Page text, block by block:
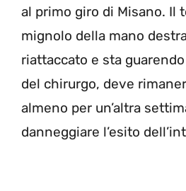
al primo giro di Misano. Il
mignolo della mano
riattaccato e sta
del chirurgo, deve
almeno per un’altra
danneggiare l’esito